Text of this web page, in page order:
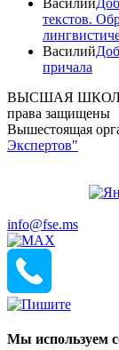
текстов.
Василий
причала
ВЫСШАЯ
права защищены
Вышестоящая
Экспертов"
info@fse.ms
Мы используем